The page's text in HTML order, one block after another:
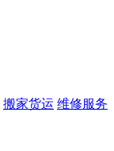
搬家货运 维修服务